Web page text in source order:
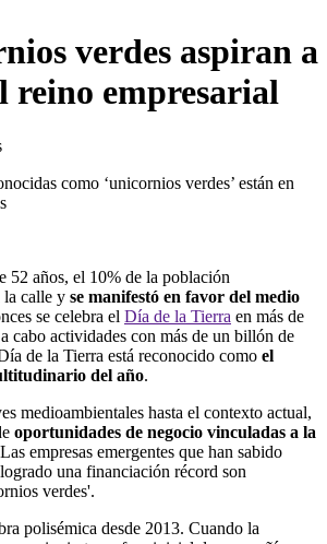
verdes aspiran a
reino empresarial
como ‘unicornios verdes’ están en
52 años, el 10% de la población
la calle y se manifestó en favor del medio
se celebra el Día de la Tierra en más de
cabo actividades con más de un billón de
de la Tierra está reconocido como el
del año.
medioambientales hasta el contexto actual,
oportunidades de negocio vinculadas a la
empresas emergentes que han sabido
una financiación récord son
verdes'.
polisémica desde 2013. Cuando la